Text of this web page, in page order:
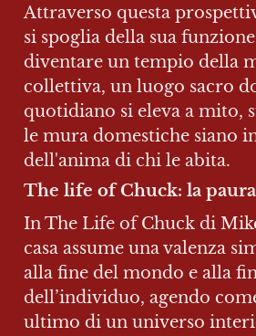
Attraverso questa
si spoglia della sua
diventare un tempio della
collettiva, un luogo sacro
quotidiano si eleva a mito,
le mura domestiche siano
dell'anima di chi le abita.
The life of Chuck: la
In The Life of Chuck di
casa assume una valenza
alla fine del mondo e alla
dell’individuo, agendo
ultimo di un universo